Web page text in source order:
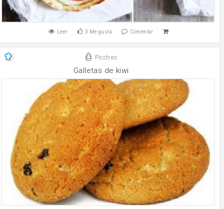
Leer 3 Me gusta Comentar
Postres
Galletas de kiwi